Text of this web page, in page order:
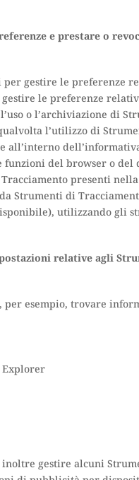
e prestare o
per gestire le preferenze
gestire le preferenze
o l’archiviazione di
l’utilizzo di
all’interno
funzioni del browser o
presenti
Strumenti di
utilizzando gli
relative agli
per esempio, trovare
inoltre gestire alcuni